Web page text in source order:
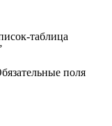
таблица
поля